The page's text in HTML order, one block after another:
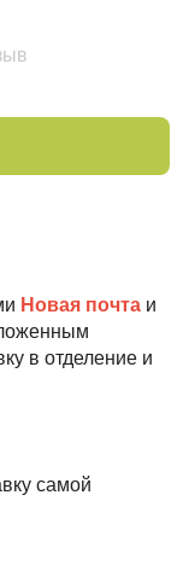
Новая почта и
в отделение и
самой